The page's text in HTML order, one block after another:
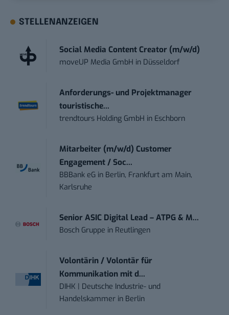
STELLENANZEIGEN
Social Media Content Creator (m/w/d)
moveUP Media GmbH in Düsseldorf
Anforderungs- und Projektmanager
touristische...
trendtours Holding GmbH in Eschborn
Mitarbeiter (m/w/d) Customer
Engagement / Soc...
BBBank eG in Berlin, Frankfurt am Main,
Karlsruhe
Senior ASIC Digital Lead – ATPG & M...
Bosch Gruppe in Reutlingen
Volontärin / Volontär für
Kommunikation mit d...
DIHK | Deutsche Industrie- und
Handelskammer in Berlin